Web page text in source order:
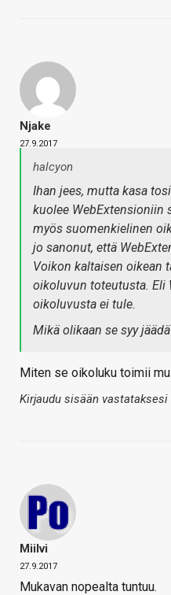
Njake
27.9.2017
halcyon
Ihan jees, mutta kasa
kuolee WebExtensioniin
myös suomenkielinen
jo sanonut, että
Voikon kaltaisen oikean
oikoluvun toteutusta. Eli
oikoluvusta ei tule.
Mikä olikaan se syy
Miten se oikoluku toimii
Kirjaudu sisään vastataksesi
Miilvi
27.9.2017
Mukavan nopealta tuntuu.